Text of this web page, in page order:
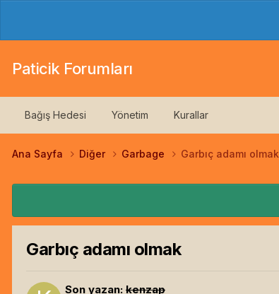
Paticik Forumları
Bağış Hedesi Yönetim Kurallar
Ana Sayfa Diğer Garbage Garbıç adamı olmak
Garbıç adamı olmak
Son yazan: kenzap